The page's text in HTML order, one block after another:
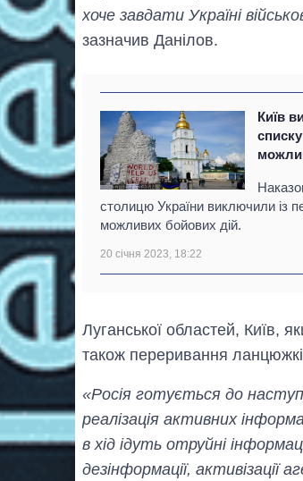
хоче завдати Україні
зазначив Данілов.
Київ
столицю України виключили із
можливих бойових дій.
20 січня 2023, 18:22
Луганської областей, Київ,
також переривання
«Росія готується до
реалізація активних
в хід ідуть отруйні
дезінформації, активізації